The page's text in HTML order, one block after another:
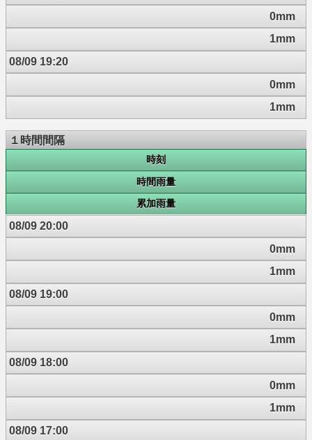
0mm
1mm
08/09 19:20
0mm
1mm
１時間間隔
時刻
時間雨量
累加雨量
08/09 20:00
0mm
1mm
08/09 19:00
0mm
1mm
08/09 18:00
0mm
1mm
08/09 17:00